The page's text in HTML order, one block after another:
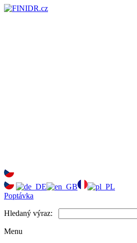
Poptávka
Hledaný výraz:
Menu